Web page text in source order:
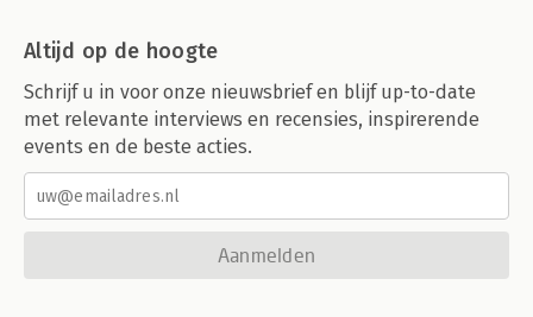
Altijd op de hoogte
Schrijf u in voor onze nieuwsbrief en blijf up-to-date
met relevante interviews en recensies, inspirerende
events en de beste acties.
Aanmelden